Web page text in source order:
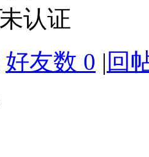
未认证
好友数 0 | 回